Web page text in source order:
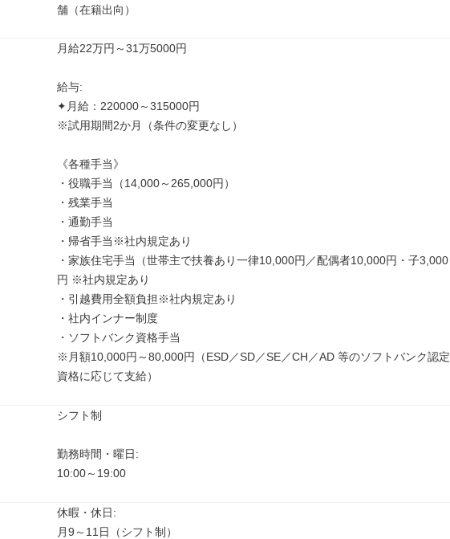
舗（在籍出向）
月給22万円～31万5000円
給与:
✦月給：220000～315000円
※試用期間2か月（条件の変更なし）
《各種手当》
・役職手当（14,000～265,000円）
・残業手当
・通勤手当
・帰省手当※社内規定あり
・家族住宅手当（世帯主で扶養あり一律10,000円／配偶者10,000円・子3,000
円 ※社内規定あり
・引越費用全額負担※社内規定あり
・社内インナー制度
・ソフトバンク資格手当
※月額10,000円～80,000円（ESD／SD／SE／CH／AD 等のソフトバンク認定
資格に応じて支給）
シフト制
勤務時間・曜日:
10:00～19:00
休暇・休日:
月9～11日（シフト制）